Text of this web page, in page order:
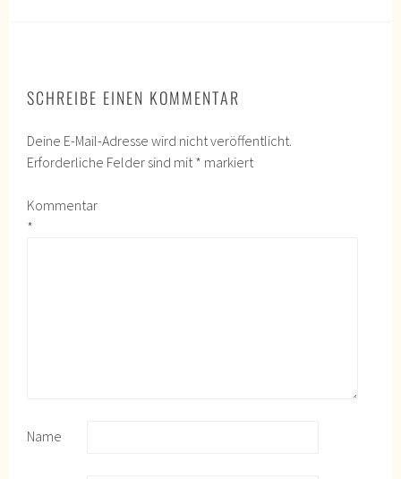
SCHREIBE EINEN KOMMENTAR
Deine E-Mail-Adresse wird nicht veröffentlicht.
Erforderliche Felder sind mit * markiert
Kommentar
*
Name